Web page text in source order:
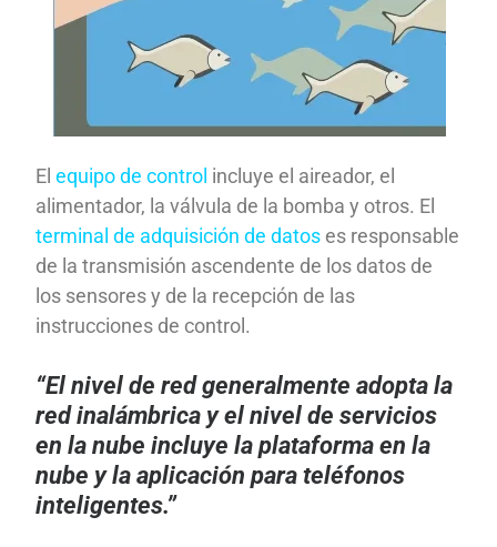
Elequipo de control incluye el aireador, el
alimentador, la válvula de la bomba y otros. El
terminal de adquisición de datos es responsable
de la transmisión ascendente de los datos de
los sensores y de la recepción de las
instrucciones de control.
“El nivel de red generalmente adopta la
red inalámbrica y el nivel de servicios
en la nube incluye la plataforma en la
nube y la aplicación para teléfonos
inteligentes.”